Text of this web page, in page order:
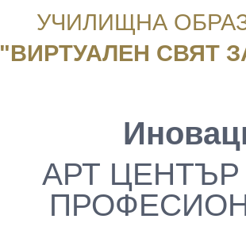
УЧИЛИЩНА
"ВИРТУАЛЕН СВЯТ
АРТ